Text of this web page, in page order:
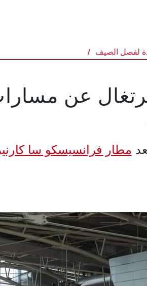
لفصل الصيف
عن
مطار فرانسيسكو سا